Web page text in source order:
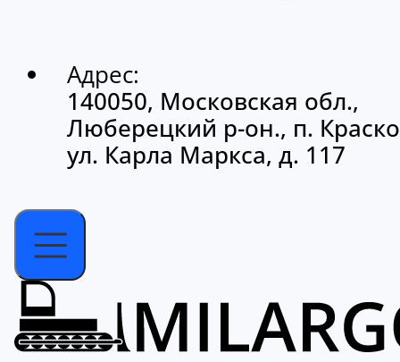
Адрес:
140050, Московская обл.,
Люберецкий р-он., п.
ул. Карла Маркса, д. 117